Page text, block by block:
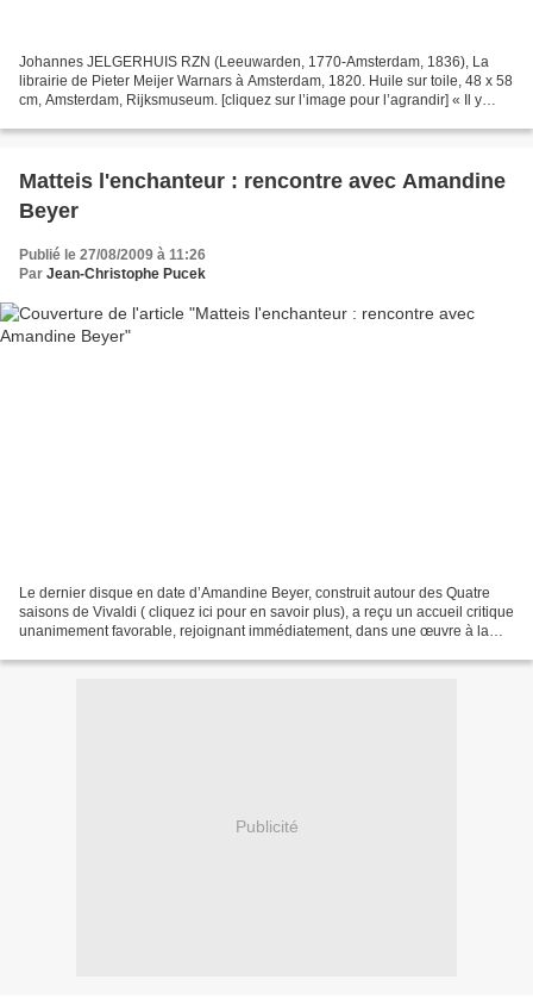
Johannes JELGERHUIS RZN (Leeuwarden, 1770-Amsterdam, 1836), La
librairie de Pieter Meijer Warnars à Amsterdam, 1820. Huile sur toile, 48 x 58
cm, Amsterdam, Rijksmuseum. [cliquez sur l’image pour l’agrandir] « Il y
Matteis l'enchanteur : rencontre avec Amandine
Beyer
Publié le 27/08/2009 à 11:26
Par Jean-Christophe Pucek
Le dernier disque en date d’Amandine Beyer, construit autour des Quatre
saisons de Vivaldi ( cliquez ici pour en savoir plus), a reçu un accueil critique
unanimement favorable, rejoignant immédiatement, dans une œuvre à la
Publicité